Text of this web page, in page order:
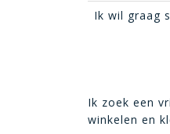
Ik wil graag
Ik zoek een
winkelen en